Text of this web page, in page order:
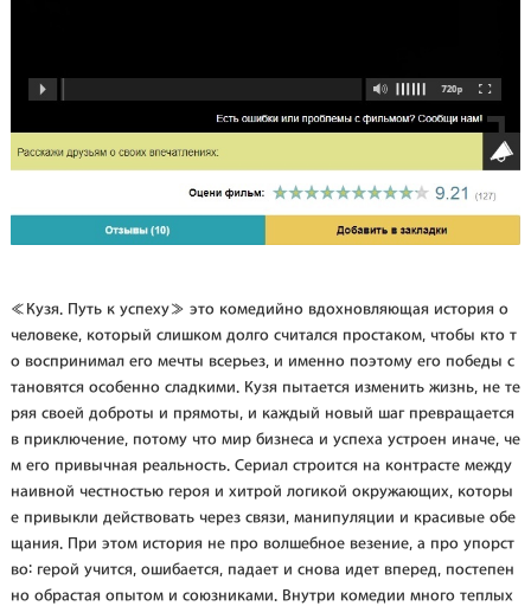
«Кузя. Путь к успеху» это комедийно вдохновляющая история о
человеке, который слишком долго считался простаком, чтобы кто т
о воспринимал его мечты всерьез, и именно поэтому его победы с
тановятся особенно сладкими. Кузя пытается изменить жизнь, не те
ряя своей доброты и прямоты, и каждый новый шаг превращается
в приключение, потому что мир бизнеса и успеха устроен иначе, че
м его привычная реальность. Сериал строится на контрасте между
наивной честностью героя и хитрой логикой окружающих, которы
е привыкли действовать через связи, манипуляции и красивые обе
щания. При этом история не про волшебное везение, а про упорст
во: герой учится, ошибается, падает и снова идет вперед, постепен
но обрастая опытом и союзниками. Внутри комедии много теплых